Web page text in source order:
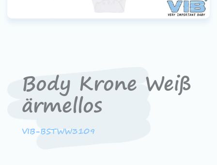
Devenir un revendeur
VIB®
Body Krone Weiß
ärmellos
VIB-BSTWW3109